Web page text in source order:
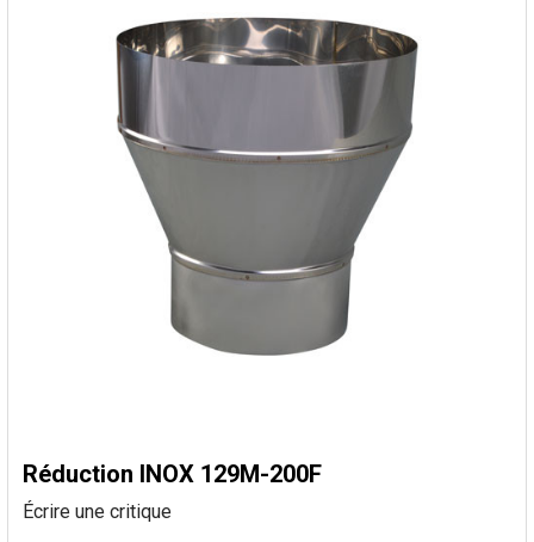
Réduction INOX 129M-200F
Écrire une critique